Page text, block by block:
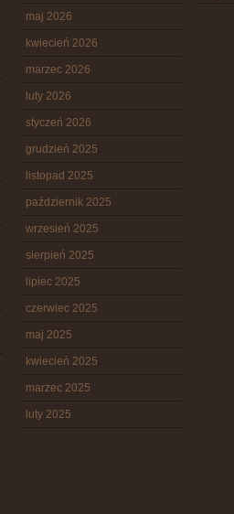
maj 2026
kwiecień 2026
marzec 2026
luty 2026
styczeń 2026
grudzień 2025
listopad 2025
październik 2025
wrzesień 2025
sierpień 2025
lipiec 2025
czerwiec 2025
maj 2025
kwiecień 2025
marzec 2025
luty 2025